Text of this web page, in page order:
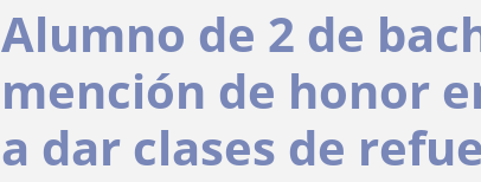
Alumno de 2 de
mención de honor
a dar clases de